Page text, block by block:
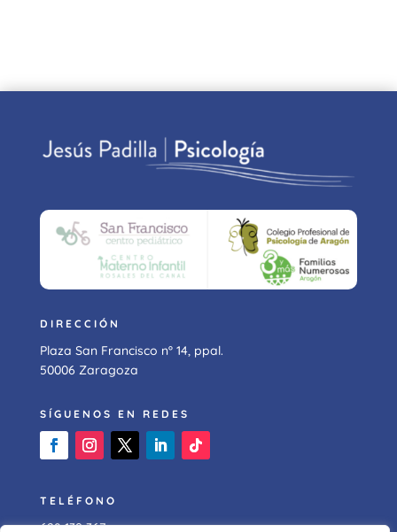
DIRECCIÓN
Plaza San Francisco nº 14, ppal.
50006 Zaragoza
SÍGUENOS EN REDES
TELÉFONO
628 139 367